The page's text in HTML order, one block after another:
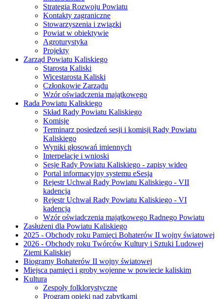
Strategia Rozwoju Powiatu
Kontakty zagraniczne
Stowarzyszenia i związki
Powiat w obiektywie
Agroturystyka
Projekty
Zarząd Powiatu Kaliskiego
Starosta Kaliski
Wicestarosta Kaliski
Członkowie Zarządu
Wzór oświadczenia majątkowego
Rada Powiatu Kaliskiego
Skład Rady Powiatu Kaliskiego
Komisje
Terminarz posiedzeń sesji i komisji Rady Powiatu
Kaliskiego
Wyniki głosowań imiennych
Interpelacje i wnioski
Sesje Rady Powiatu Kaliskiego - zapisy wideo
Portal informacyjny systemu eSesja
Rejestr Uchwał Rady Powiatu Kaliskiego - VII
kadencja
Rejestr Uchwał Rady Powiatu Kaliskiego - VI
kadencja
Wzór oświadczenia majątkowego Radnego Powiatu
Zasłużeni dla Powiatu Kaliskiego
2025 - Obchody roku Pamięci Bohaterów II wojny światowej
2026 - Obchody roku Twórców Kultury i Sztuki Ludowej
Ziemi Kaliskiej
Biogramy Bohaterów II wojny światowej
Miejsca pamięci i groby wojenne w powiecie kaliskim
Kultura
Zespoły folklorystyczne
Program opieki nad zabytkami